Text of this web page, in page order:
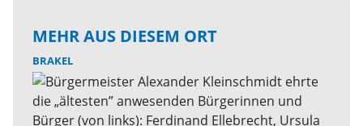
MEHR AUS DIESEM ORT
BRAKEL